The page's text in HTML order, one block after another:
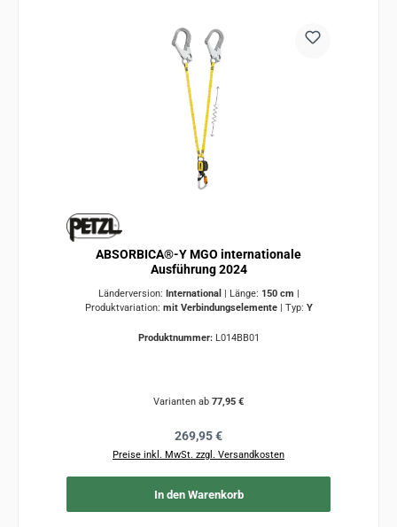
ABSORBICA®-Y MGO internationale
Ausführung 2024
Länderversion: International Länge: 150 cm
Produktvariation: mit Verbindungselemente Typ: Y
Produktnummer: L014BB01
Varianten ab 77,95 €
Regulärer Preis:
269,95 €
Preise inkl. MwSt. zzgl. Versandkosten
In den Warenkorb